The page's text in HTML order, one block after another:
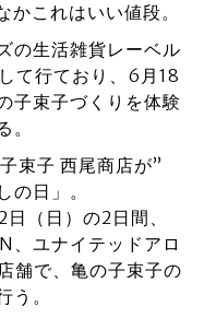
これはいい値段。
の生活雑貨レーベル
て行ており、6月18
子束子づくりを体験
束子 西尾商店が”
の日」。
（日）の2日間、
、ユナイテッドアロ
舗で、亀の子束子の
。